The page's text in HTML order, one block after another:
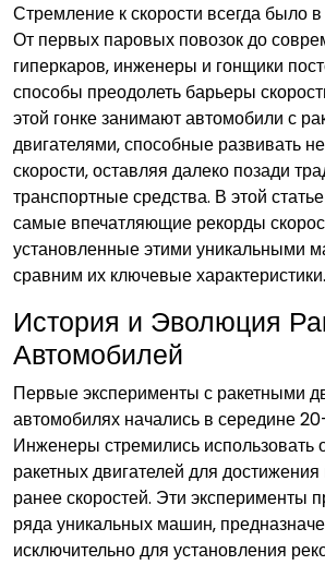
Стремление к скорости всегда было в
От первых паровых повозок до
гиперкаров‚ инженеры и гонщики
способы преодолеть барьеры
этой гонке занимают автомобили с
двигателями‚ способные развивать
скорости‚ оставляя далеко позади
транспортные средства. В этой
самые впечатляющие рекорды
установленные этими уникальными
сравним их ключевые характеристики.
История и Эволюция
Автомобилей
Первые эксперименты с ракетными
автомобилях начались в середине
Инженеры стремились использовать
ракетных двигателей для
ранее скоростей. Эти эксперименты
ряда уникальных машин‚
исключительно для установления